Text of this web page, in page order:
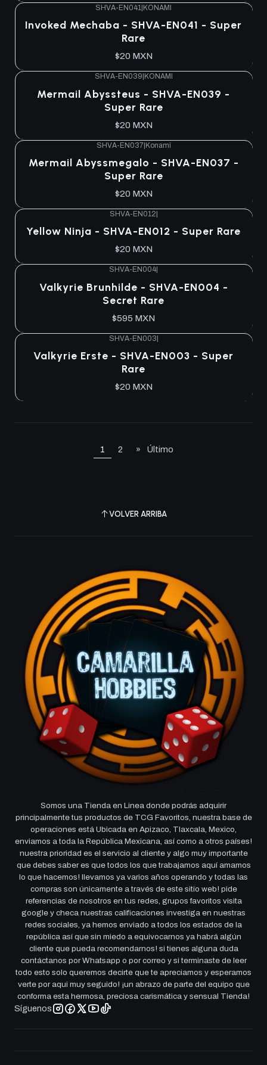
SHVA-EN041 KONAMI
Invoked Mechaba - SHVA-EN041 - Super
Rare
$20 MXN
SHVA-EN039 KONAMI
Mermail Abyssteus - SHVA-EN039 -
Super Rare
$20 MXN
SHVA-EN037|Konami
Mermail Abyssmegalo - SHVA-EN037 -
Super Rare
$20 MXN
SHVA-EN012
Yellow Ninja - SHVA-EN012 - Super Rare
$20 MXN
SHVA-EN004
Valkyrie Brunhilde - SHVA-EN004 -
Secret Rare
$595 MXN
SHVA-EN003|
Valkyrie Erste - SHVA-EN003 - Super
Rare
$20 MXN
1 2 » Último
VOLVER ARRIBA
Somos una Tienda en Linea donde podrás adquirir
principalmente tus productos de TCG Favoritos, nuestra base de
operaciones está Ubicada en Apizaco, Tlaxcala, Mexico,
enviamos a toda la República Mexicana, así como a otros países!
nuestra prioridad es el servicio al cliente y algo muy importante
que debes saber es que todos los que trabajamos aquí amamos
lo que hacemos! llevamos ya varios años operando y todas las
compras son únicamente a través de este sitio web! pide
referencias de nosotros en tus redes, grupos favoritos visita
google y checa nuestras calificaciones investiga en nuestras
redes sociales, ya hemos enviado a todos los estados de la
república así que sin miedo a equivocarnos ya habrá algún
cliente que pueda recomendarnos! si tienes alguna duda
contáctanos por Whatsapp o por correo y si terminaste de leer
todo esto solo queremos decirte que te apreciamos y esperamos
verte por aqui muy seguido! ¡un abrazo de parte del equipo que
conforma esta hermosa, preciosa carismática y sensual Tienda!
Síguenos